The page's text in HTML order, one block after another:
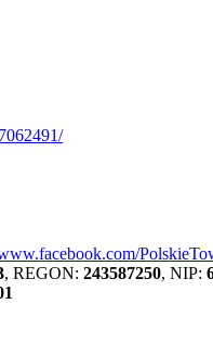
, REGON: 243587250, NIP: